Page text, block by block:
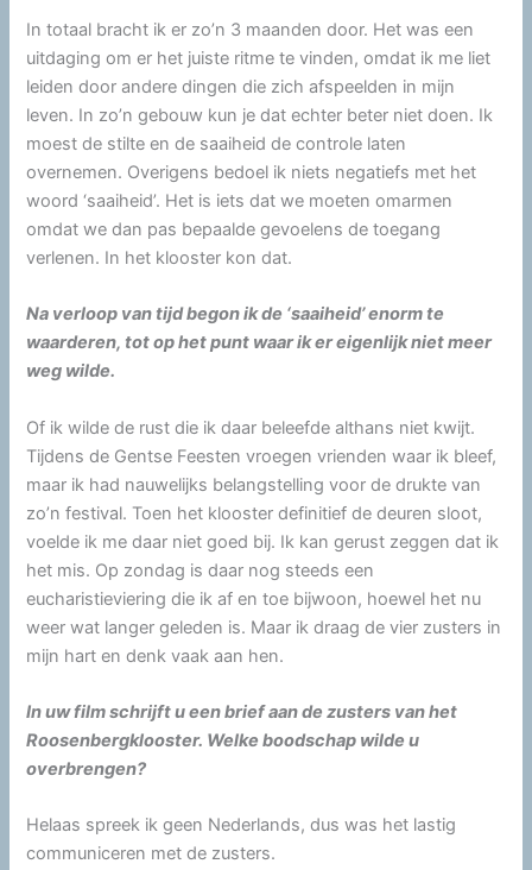
In totaal bracht ik er zo’n 3 maanden door. Het was een
uitdaging om er het juiste ritme te vinden, omdat ik me liet
leiden door andere dingen die zich afspeelden in mijn
leven. In zo’n gebouw kun je dat echter beter niet doen. Ik
moest de stilte en de saaiheid de controle laten
overnemen. Overigens bedoel ik niets negatiefs met het
woord ‘saaiheid’. Het is iets dat we moeten omarmen
omdat we dan pas bepaalde gevoelens de toegang
verlenen. In het klooster kon dat.
Na verloop van tijd begon ik de ‘saaiheid’ enorm te
waarderen, tot op het punt waar ik er eigenlijk niet meer
weg wilde.
Of ik wilde de rust die ik daar beleefde althans niet kwijt.
Tijdens de Gentse Feesten vroegen vrienden waar ik bleef,
maar ik had nauwelijks belangstelling voor de drukte van
zo’n festival. Toen het klooster definitief de deuren sloot,
voelde ik me daar niet goed bij. Ik kan gerust zeggen dat ik
het mis. Op zondag is daar nog steeds een
eucharistieviering die ik af en toe bijwoon, hoewel het nu
weer wat langer geleden is. Maar ik draag de vier zusters in
mijn hart en denk vaak aan hen.
In uw film schrijft u een brief aan de zusters van het
Roosenbergklooster. Welke boodschap wilde u
overbrengen?
Helaas spreek ik geen Nederlands, dus was het lastig
communiceren met de zusters.